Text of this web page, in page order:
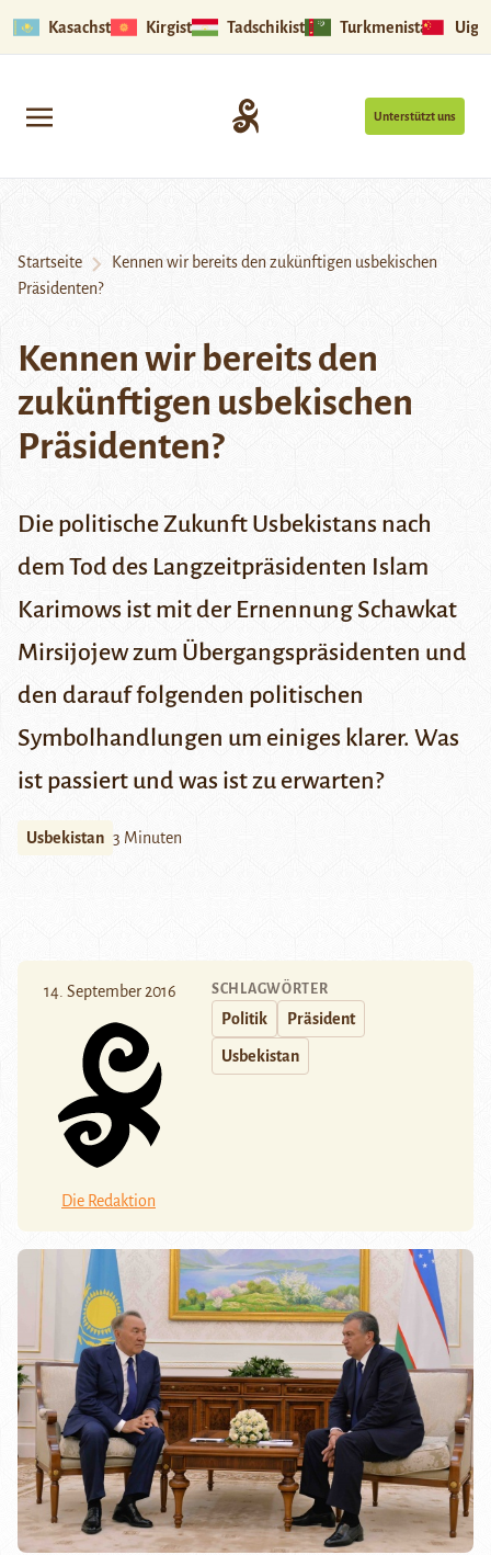
Kasachstan Kirgistan Tadschikistan Turkmenistan
Unterstützt uns
Startseite
Kennen wir bereits den zukünftigen usbekischen
Präsidenten?
Kennen wir bereits den
zukünftigen usbekischen
Präsidenten?
Die politische Zukunft Usbekistans nach
dem Tod des Langzeitpräsidenten Islam
Karimows ist mit der Ernennung Schawkat
Mirsijojew zum Übergangspräsidenten und
den darauf folgenden politischen
Symbolhandlungen um einiges klarer. Was
ist passiert und was ist zu erwarten?
Usbekistan 3 Minuten
14. September 2016
Die Redaktion
SCHLAGWÖRTER
Politik Präsident
Usbekistan